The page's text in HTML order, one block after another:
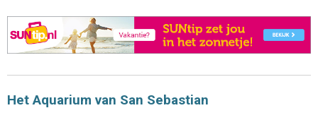
Het Aquarium van San Sebastian